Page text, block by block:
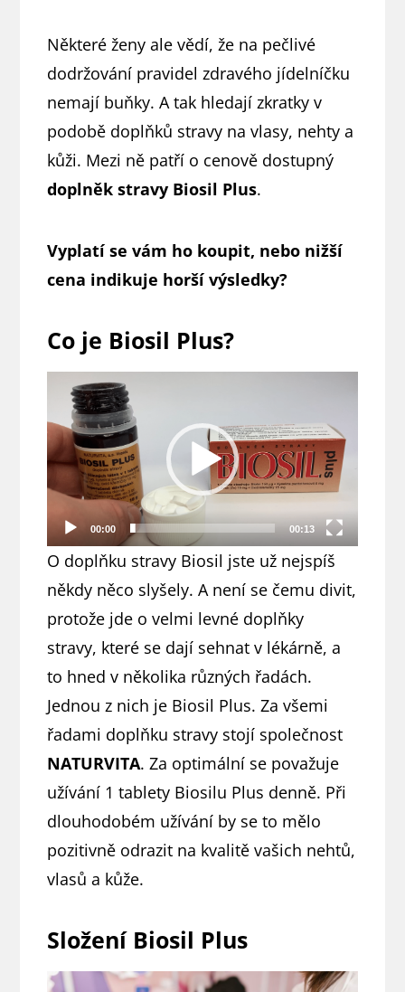
Některé ženy ale vědí, že na pečlivé
dodržování pravidel zdravého jídelníčku
nemají buňky. A tak hledají zkratky v
podobě doplňků stravy na vlasy, nehty a
kůži. Mezi ně patří o cenově dostupný
doplněk stravy Biosil Plus.
Vyplatí se vám ho koupit, nebo nižší
cena indikuje horší výsledky?
Co je Biosil Plus?
Video
přehrávač
00:00 00:13
O doplňku stravy Biosil jste už nejspíš
někdy něco slyšely. A není se čemu divit,
protože jde o velmi levné doplňky
stravy, které se dají sehnat v lékárně, a
to hned v několika různých řadách.
Jednou z nich je Biosil Plus. Za všemi
řadami doplňku stravy stojí společnost
NATURVITA. Za optimální se považuje
užívání 1 tablety Biosilu Plus denně. Při
dlouhodobém užívání by se to mělo
pozitivně odrazit na kvalitě vašich nehtů,
vlasů a kůže.
Složení Biosil Plus